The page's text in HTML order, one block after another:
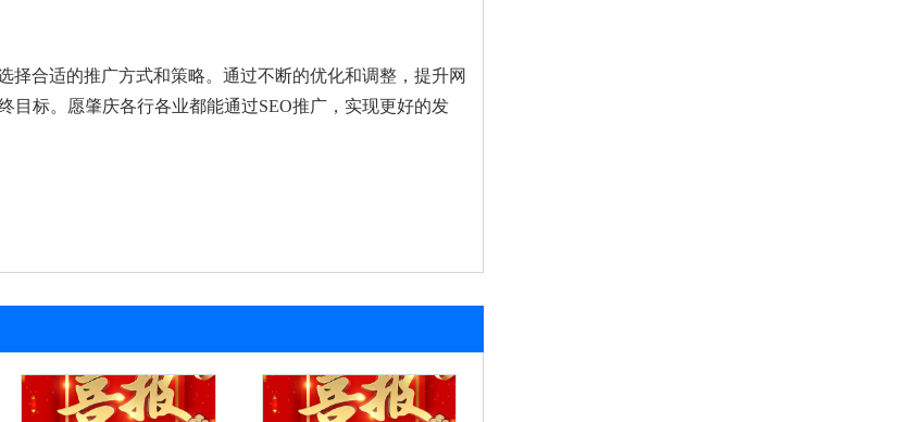
择合适的推广方式和策略。通过不断的优化和调整，提升网
目标。愿肇庆各行各业都能通过SEO推广，实现更好的发